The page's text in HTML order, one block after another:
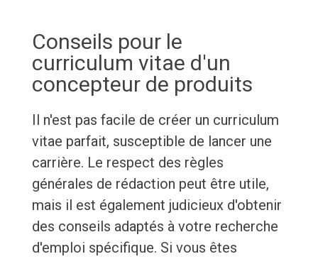
Conseils pour le
curriculum vitae d'un
concepteur de produits
Il n'est pas facile de créer un curriculum
vitae parfait, susceptible de lancer une
carrière. Le respect des règles
générales de rédaction peut être utile,
mais il est également judicieux d'obtenir
des conseils adaptés à votre recherche
d'emploi spécifique. Si vous êtes